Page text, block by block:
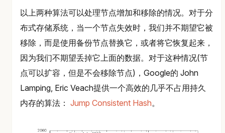
以上两种算法可以处理节点增加和移除的情况。对于分
布式存储系统，当一个节点失效时，我们并不期望它被
移除，而是使用备份节点替换它，或者将它恢复起来，
因为我们不期望丢掉它上面的数据。对于这种情况(节
点可以扩容，但是不会移除节点)，Google的 John
Lamping, Eric Veach提供一个高效的几乎不占用持久
内存的算法： Jump Consistent Hash。